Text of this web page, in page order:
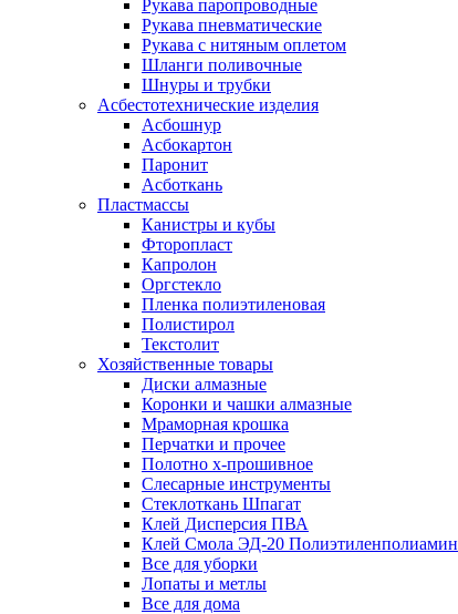
Рукава паропроводные
Рукава пневматические
Рукава с нитяным оплетом
Шланги поливочные
Шнуры и трубки
Асбестотехнические изделия
Асбошнур
Асбокартон
Паронит
Асботкань
Пластмассы
Канистры и кубы
Фторопласт
Капролон
Оргстекло
Пленка полиэтиленовая
Полистирол
Текстолит
Хозяйственные товары
Диски алмазные
Коронки и чашки алмазные
Мраморная крошка
Перчатки и прочее
Полотно х-прошивное
Слесарные инструменты
Стеклоткань Шпагат
Клей Дисперсия ПВА
Клей Смола ЭД-20 Полиэтиленполиамин
Все для уборки
Лопаты и метлы
Все для дома